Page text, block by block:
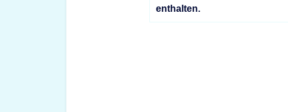
enthalten.